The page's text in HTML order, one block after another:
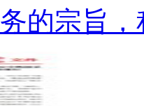
的宗旨，